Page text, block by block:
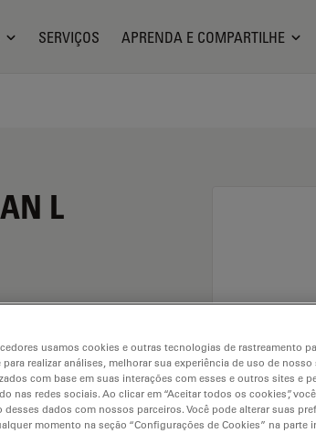
SERVIÇOS APRENDA E COMPARTILHE
L
ourObjective
the best fit for
usamos cookies e outras tecnologias de rastreamento
realizar análises, melhorar sua experiência de uso de
com base em suas interações com esses e outros sites e
nas redes sociais. Ao clicar em “Aceitar todos os cookies”,
dados com nossos parceiros. Você pode alterar suas
momento na seção “Configurações de Cookies” na parte